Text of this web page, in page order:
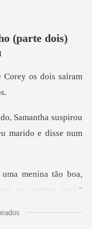
0
(parte dois)
Corey os dois saíram
antha suspirou
o boa,
ser